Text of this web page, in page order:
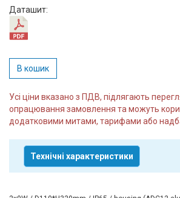
Тех.
Блог
Даташит:
В кошик
Усі ціни вказано з ПДВ, підлягають
опрацювання замовлення та можуть
додатковими митами, тарифами або
Технічні характеристики